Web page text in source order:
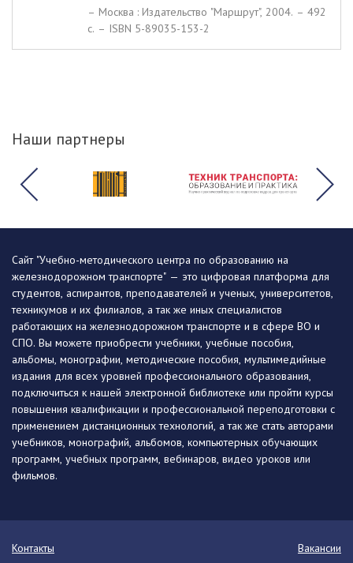
– Москва : Издательство "Маршрут", 2004. – 492
c. – ISBN 5-89035-153-2
Наши партнеры
Сайт "Учебно-методического центра по образованию на
железнодорожном транспорте" — это цифровая платформа для
студентов, аспирантов, преподавателей и ученых, университетов,
техникумов и их филиалов, а так же иных специалистов
работающих на железнодорожном транспорте и в сфере ВО и
СПО. Вы можете приобрести учебники, учебные пособия,
альбомы, монографии, методические пособия, мультимедийные
издания для всех уровней профессионального образования,
подключиться к нашей электронной библиотеке или пройти курсы
повышения квалификации и профессиональной переподготовки с
применением дистанционных технологий, а так же стать авторами
учебников, монографий, альбомов, компьютерных обучающих
программ, учебных программ, вебинаров, видео уроков или
фильмов.
Контакты
Вакансии